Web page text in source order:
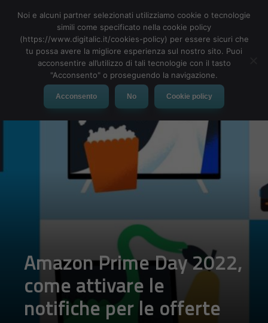
MENU
Amazon Prime Day 2022,
come attivare le
notifiche per le offerte
Noi e alcuni partner selezionati utilizziamo cookie o tecnologie
simili come specificato nella cookie policy
(https://www.digitalic.it/cookies-policy) per essere sicuri che
tu possa avere la migliore esperienza sul nostro sito. Puoi
acconsentire all’utilizzo di tali tecnologie con il tasto
"Acconsento" o proseguendo la navigazione.
Acconsento No Cookie policy